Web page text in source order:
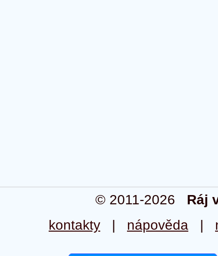
© 2011-2026 Ráj
kontakty | nápověda |